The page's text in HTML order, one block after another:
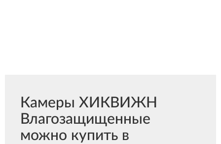
Камеры ХИКВИЖН
Влагозащищенные
можно купить в